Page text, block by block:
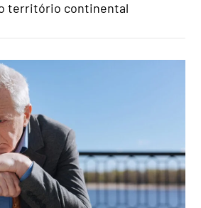
território continental